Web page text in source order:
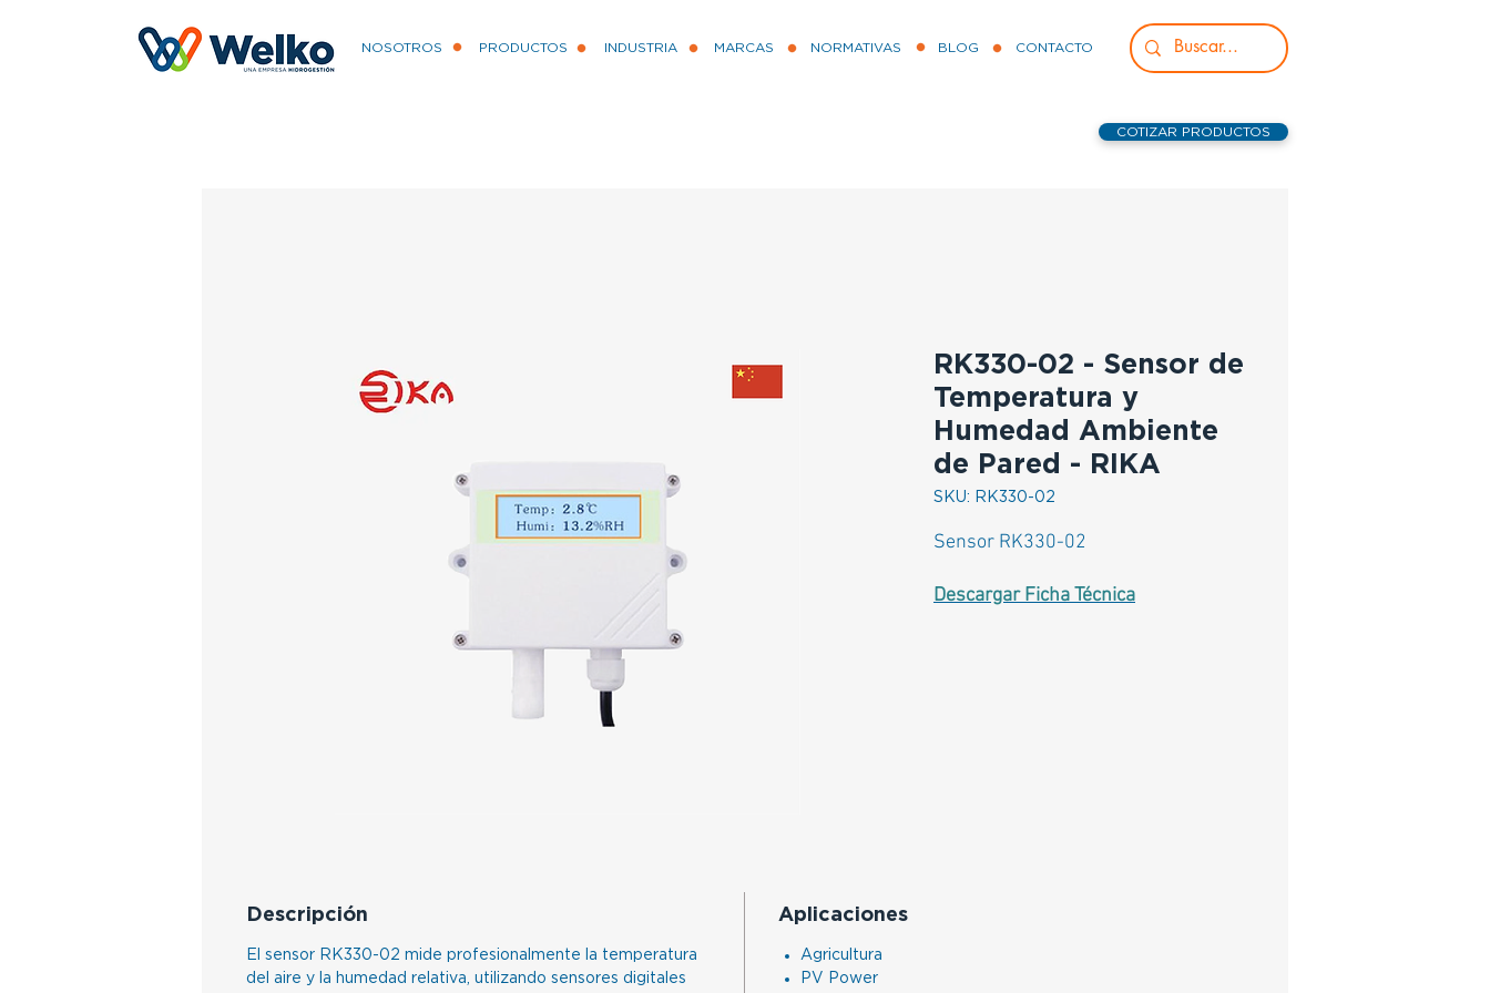
NOSOTROS PRODUCTOS INDUSTRIA MARCAS NORMATIVAS BLOG CONTACTO
COTIZAR PRODUCTOS
RK330-02 - Sensor de
Temperatura y
Humedad Ambiente
de Pared - RIKA
SKU: RK330-02
Sensor RK330-02
Descargar Ficha Técnica
Descripción
El sensor RK330-02 mide profesionalmente la temperatura
del aire y la humedad relativa, utilizando sensores digitales
Aplicaciones
Agricultura
PV Power